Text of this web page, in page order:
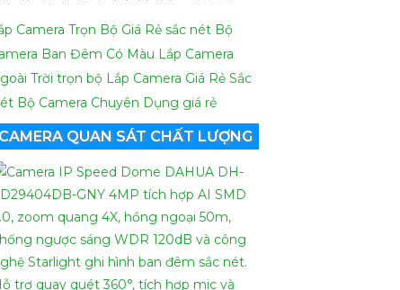
Camera Trọn Bộ Giá Rẻ sắc nét Bộ
Ban Đêm Có Màu Lắp Camera
Trời trọn bộ Lắp Camera Giá Rẻ Sắc
Bộ Camera Chuyên Dụng giá rẻ
CAMERA QUAN SÁT CHẤT LƯỢNG